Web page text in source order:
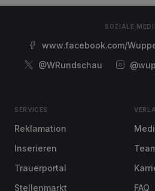
SOZIALE
www.facebook.com/
@WRundschau
SERVICES
Reklamation
Inserieren
Trauerportal
Stellenmarkt
FAQ